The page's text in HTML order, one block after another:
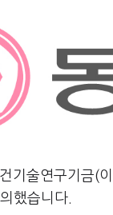
기술연구기금(
했습니다.